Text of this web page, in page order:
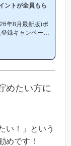
ントが全員もら
年8月最新版)ポ
録キャンペーン
登録キャンペーン
円分のボー
めたい方に
い！」という
めです！